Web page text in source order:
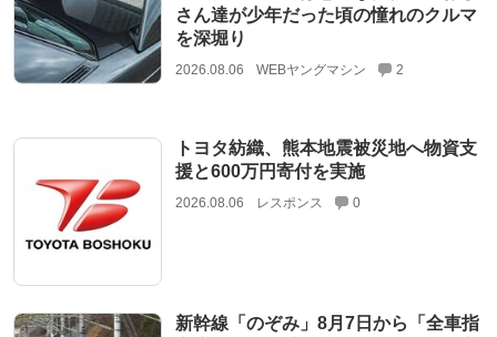
さん達が少年だった頃の憧れのクルマ
を深堀り
2026.08.06 WEBヤングマシン 2
トヨタ紡織、熊本地震被災地へ物資支
援と600万円寄付を実施
2026.08.06 レスポンス 0
新幹線「のぞみ」8月7日から「全車指